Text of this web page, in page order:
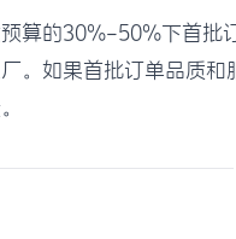
算的30%-50%下首批
。如果首批订单品质和